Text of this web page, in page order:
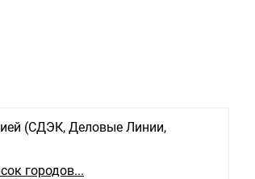
(СДЭК, Деловые Линии,
городов...